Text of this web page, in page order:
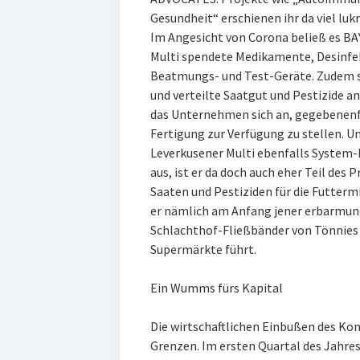
Gesundheit“ erschienen ihr da viel
Im Angesicht von Corona beließ es
Multi spendete Medikamente,
Beatmungs- und Test-Geräte.
und verteilte Saatgut und Pestizide
das Unternehmen sich an,
Fertigung zur Verfügung zu stellen.
Leverkusener Multi ebenfalls
aus, ist er da doch auch eher Teil des
Saaten und Pestiziden für die
er nämlich am Anfang jener
Schlachthof-Fließbänder von Tönnies
Supermärkte führt.
Ein Wumms fürs Kapital
Die wirtschaftlichen Einbußen des
Grenzen. Im ersten Quartal des